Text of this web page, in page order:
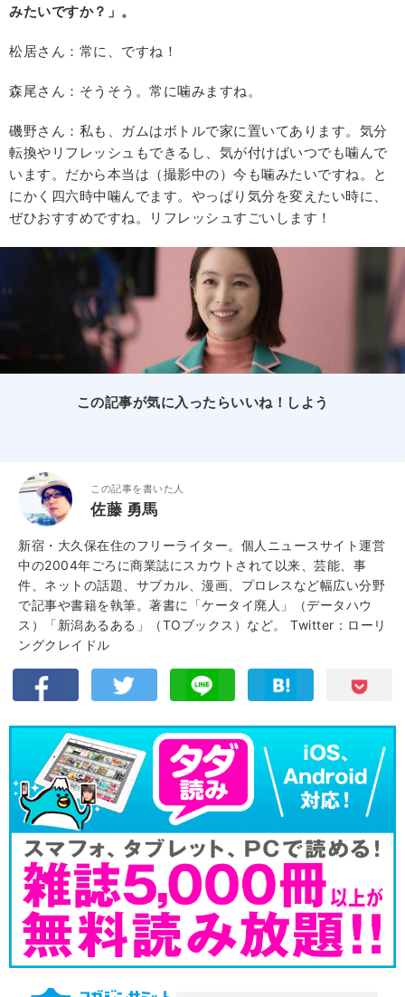
みたいですか？」。
松居さん：常に、ですね！
森尾さん：そうそう。常に噛みますね。
磯野さん：私も、ガムはボトルで家に置いてあります。気分
転換やリフレッシュもできるし、気が付けばいつでも噛んで
います。だから本当は（撮影中の）今も噛みたいですね。と
にかく四六時中噛んでます。やっぱり気分を変えたい時に、
ぜひおすすめですね。リフレッシュすごいします！
この記事が気に入ったらいいね！しよう
この記事を書いた人
佐藤 勇馬
新宿・大久保在住のフリーライター。個人ニュースサイト運営
中の2004年ごろに商業誌にスカウトされて以来、芸能、事
件、ネットの話題、サブカル、漫画、プロレスなど幅広い分野
で記事や書籍を執筆。著書に「ケータイ廃人」（データハウ
ス）「新潟あるある」（TOブックス）など。 Twitter：ローリ
ングクレイドル